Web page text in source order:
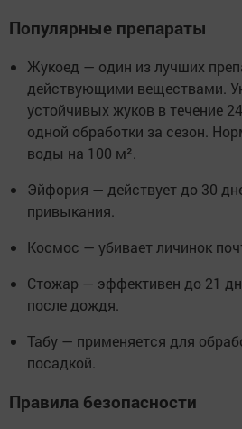
Популярные препараты
Жукоед — один из лучших
действующими веществами.
устойчивых жуков в течение
одной обработки за сезон.
воды на 100 м².
Эйфория — действует до 30
привыкания.
Космос — убивает личинок
Стожар — эффективен до 21
после дождя.
Табу — применяется для
посадкой.
Правила безопасности